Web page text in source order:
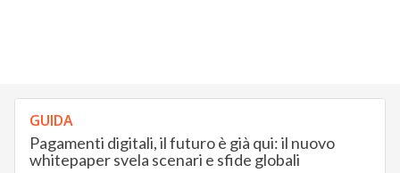
GUIDA
Pagamenti digitali, il futuro è già qui: il nuovo
whitepaper svela scenari e sfide globali